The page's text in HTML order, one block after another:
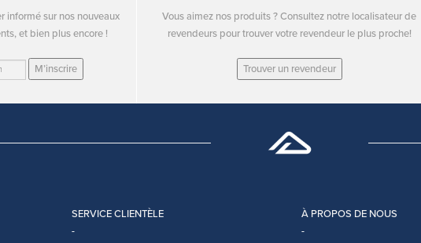
informé sur nos nouveaux
et bien plus encore !
M’inscrire
Vous aimez nos produits ? Consultez notre localisateur de
revendeurs pour trouver votre revendeur le plus proche!
Trouver un revendeur
SERVICE CLIENTÈLE À PROPOS DE NOUS